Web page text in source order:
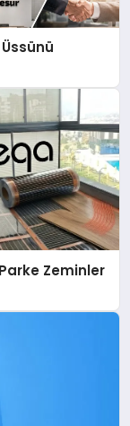
Zeminler